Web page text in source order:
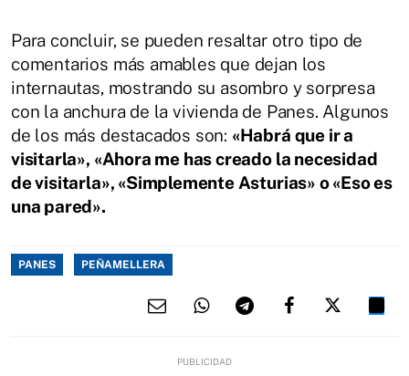
Para concluir, se pueden resaltar otro tipo de
comentarios más amables que dejan los
internautas, mostrando su asombro y sorpresa
con la anchura de la vivienda de Panes. Algunos
de los más destacados son: «Habrá que ir a
visitarla», «Ahora me has creado la necesidad
de visitarla», «Simplemente Asturias» o «Eso es
una pared».
PANES PEÑAMELLERA